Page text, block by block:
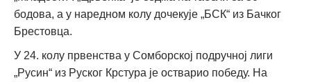
бодова, а у наредном колу дочекује „БСК“ из Бачког
Брестовца.
У 24. колу првенства у Сомборској подручној лиги
„Русин“ из Руског Крстура је остварио победу. На